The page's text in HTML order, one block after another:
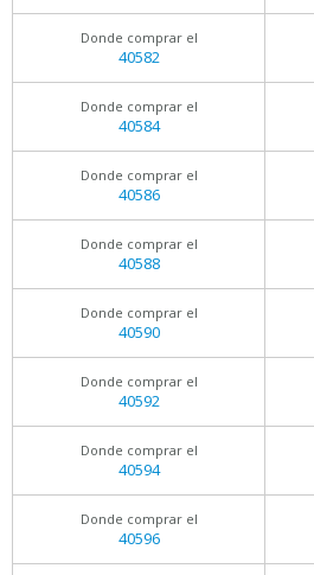
Donde comprar el
40582
Donde comprar el
40584
Donde comprar el
40586
Donde comprar el
40588
Donde comprar el
40590
Donde comprar el
40592
Donde comprar el
40594
Donde comprar el
40596